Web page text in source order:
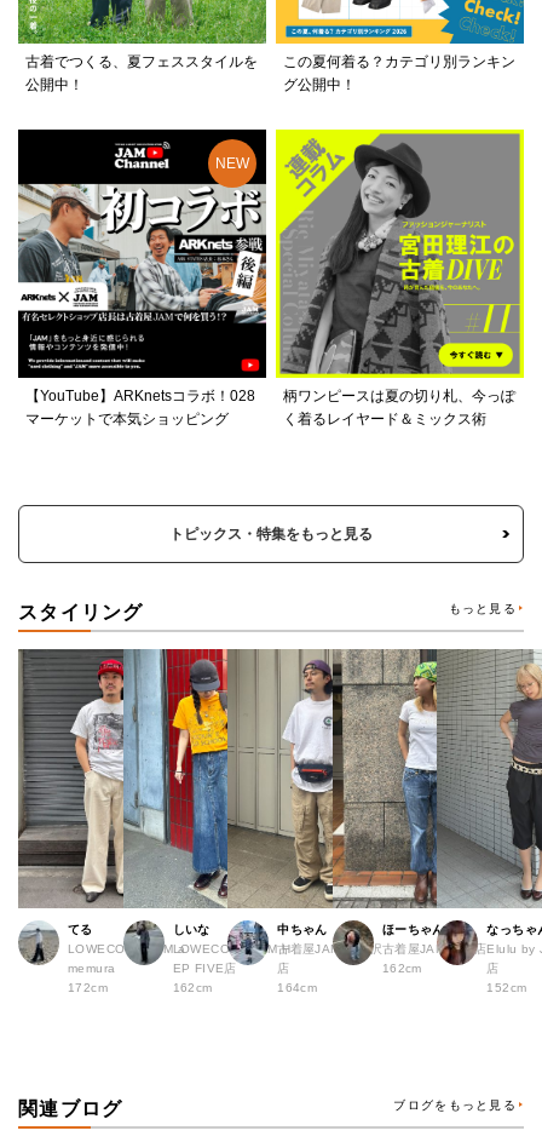
古着でつくる、夏フェススタイルを
公開中！
この夏何着る？カテゴリ別ランキン
グ公開中！
【YouTube】ARKnetsコラボ！028
マーケットで本気ショッピング
柄ワンピースは夏の切り札、今っぽ
く着るレイヤード＆ミックス術
トピックス・特集をもっと見る
スタイリング もっと見る
てる
LOWECO by JAM a
memura
172cm
しいな
LOWECO by JAM H
EP FIVE店
162cm
中ちゃん
古着屋JAM 下北沢
店
164cm
ほーちゃん
古着屋JAM 広島店
162cm
なっちゃ
Elulu by
店
152cm
関連ブログ ブログをもっと見る